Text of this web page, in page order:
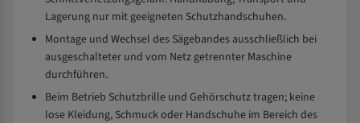
Lagerung nur mit geeigneten Schutzhandschuhen.
Montage und Wechsel des Sägebandes ausschließlich bei
ausgeschalteter und vom Netz getrennter Maschine
durchführen.
Beim Betrieb Schutzbrille und Gehörschutz tragen; keine
lose Kleidung, Schmuck oder Handschuhe im Bereich des